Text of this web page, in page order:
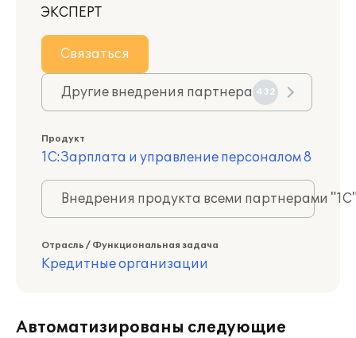
ЭКСПЕРТ
Связаться
Другие внедрения партнера 432
Продукт
1С:Зарплата и управление персоналом 8
Внедрения продукта всеми партнерами
Отрасль / Функциональная задача
Кредитные организации
Автоматизированы следующие